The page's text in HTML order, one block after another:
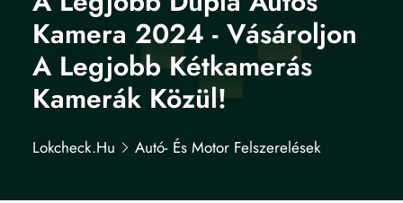
Kamera 2024 - Vásároljon
A Legjobb Kétkamerás
Kamerák Közül!
Lokcheck.hu Autó- És Motor Felszerelések